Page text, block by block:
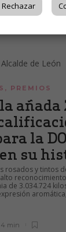
2 min
, PREMIOS
añada
la
su
rosados y tintos
de 3.034.724
4 min
Rechazar